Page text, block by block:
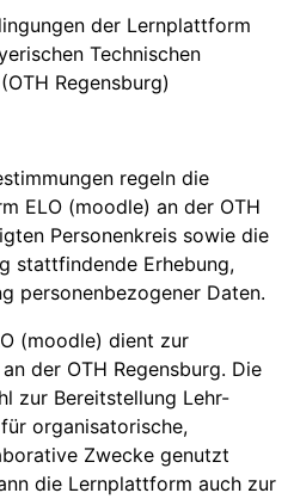
der Lernplattform
Technischen
Regensburg)
regeln die
ELO (moodle) an der OTH
Personenkreis sowie die
stattfindende Erhebung,
personenbezogener Daten.
(moodle) dient zur
der OTH Regensburg. Die
zur Bereitstellung Lehr-
organisatorische,
Zwecke genutzt
die Lernplattform auch zur